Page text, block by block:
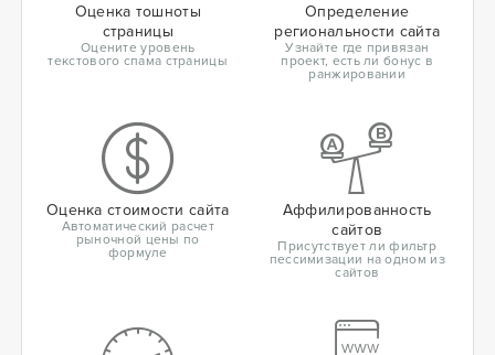
Оценка тошноты
страницы
Оцените уровень
текстового спама страницы
Определение
региональности сайта
Узнайте где привязан
проект, есть ли бонус в
ранжировании
Оценка стоимости сайта
Автоматический расчет
рыночной цены по
формуле
Аффилированность
сайтов
Присутствует ли фильтр
пессимизации на одном из
сайтов